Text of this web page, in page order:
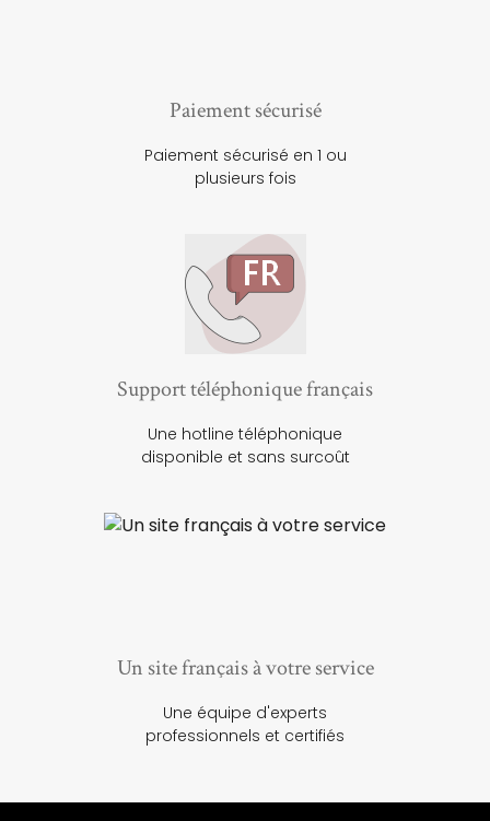
Paiement sécurisé
Paiement sécurisé en 1 ou
plusieurs fois
Support téléphonique français
Une hotline téléphonique
disponible et sans surcoût
Un site français à votre service
Une équipe d'experts
professionnels et certifiés